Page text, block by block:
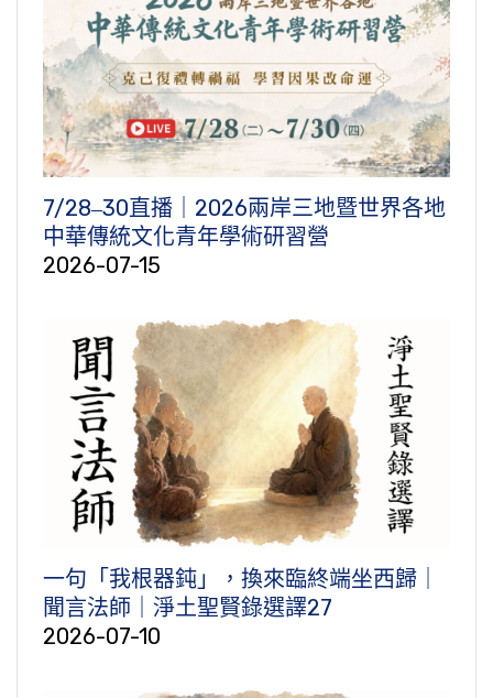
7/28‒30直播｜2026兩岸三地暨世界各地
中華傳統文化青年學術研習營
2026-07-15
一句「我根器鈍」，換來臨終端坐西歸｜
聞言法師｜淨土聖賢錄選譯27
2026-07-10